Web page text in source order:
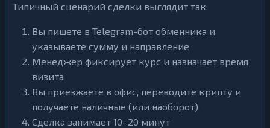
Типичный сценарий сделки выглядит так:
Вы пишете в Telegram-бот обменника и
указываете сумму и направление
Менеджер фиксирует курс и назначает время
визита
Вы приезжаете в офис, переводите крипту и
получаете наличные (или наоборот)
Сделка занимает 10–20 минут